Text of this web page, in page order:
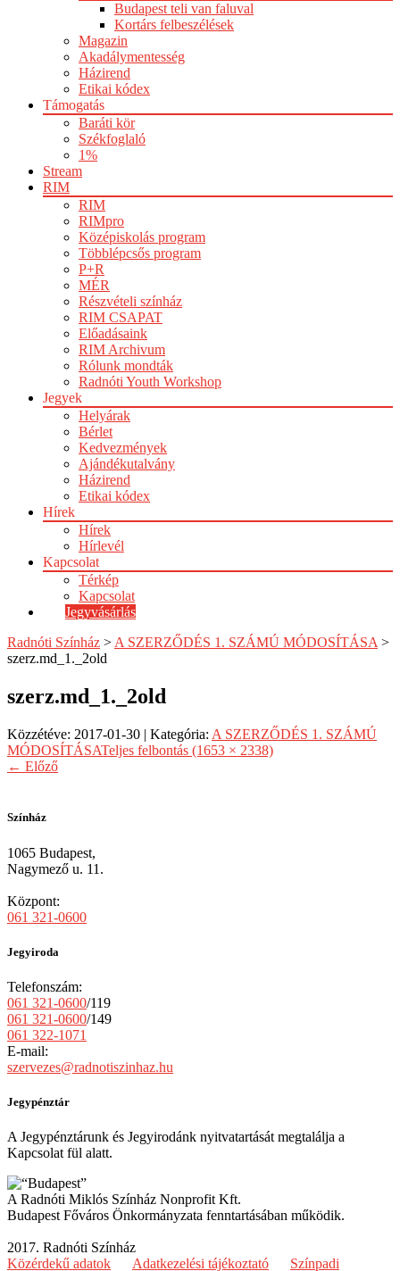
Budapest teli van faluval
Kortárs felbeszélések
Magazin
Akadálymentesség
Házirend
Etikai kódex
Támogatás
Baráti kör
Székfoglaló
1%
Stream
RIM
RIM
RIMpro
Középiskolás program
Többlépcsős program
P+R
MÉR
Részvételi színház
RIM CSAPAT
Előadásaink
RIM Archivum
Rólunk mondták
Radnóti Youth Workshop
Jegyek
Helyárak
Bérlet
Kedvezmények
Ajándékutalvány
Házirend
Etikai kódex
Hírek
Hírek
Hírlevél
Kapcsolat
Térkép
Kapcsolat
Jegyvásárlás
Radnóti Színház >A SZERZŐDÉS 1. SZÁMÚ MÓDOSÍTÁSA>
szerz.md_1._2old
szerz.md_1._2old
Közzétéve: 2017-01-30 | Kategória: A SZERZŐDÉS 1. SZÁMÚ
MÓDOSÍTÁSATeljes felbontás (1653 × 2338)
← Előző
Színház
1065 Budapest,
Nagymező u. 11.
Központ:
061 321-0600
Jegyiroda
Telefonszám:
061 321-0600/119
061 321-0600/149
061 322-1071
E-mail:
szervezes@radnotiszinhaz.hu
Jegypénztár
A Jegypénztárunk és Jegyirodánk nyitvatartását megtalálja a
Kapcsolat fül alatt.
A Radnóti Miklós Színház Nonprofit Kft.
Budapest Főváros Önkormányzata fenntartásában működik.
2017. Radnóti Színház
Közérdekű adatok
Adatkezelési tájékoztató Színpadi